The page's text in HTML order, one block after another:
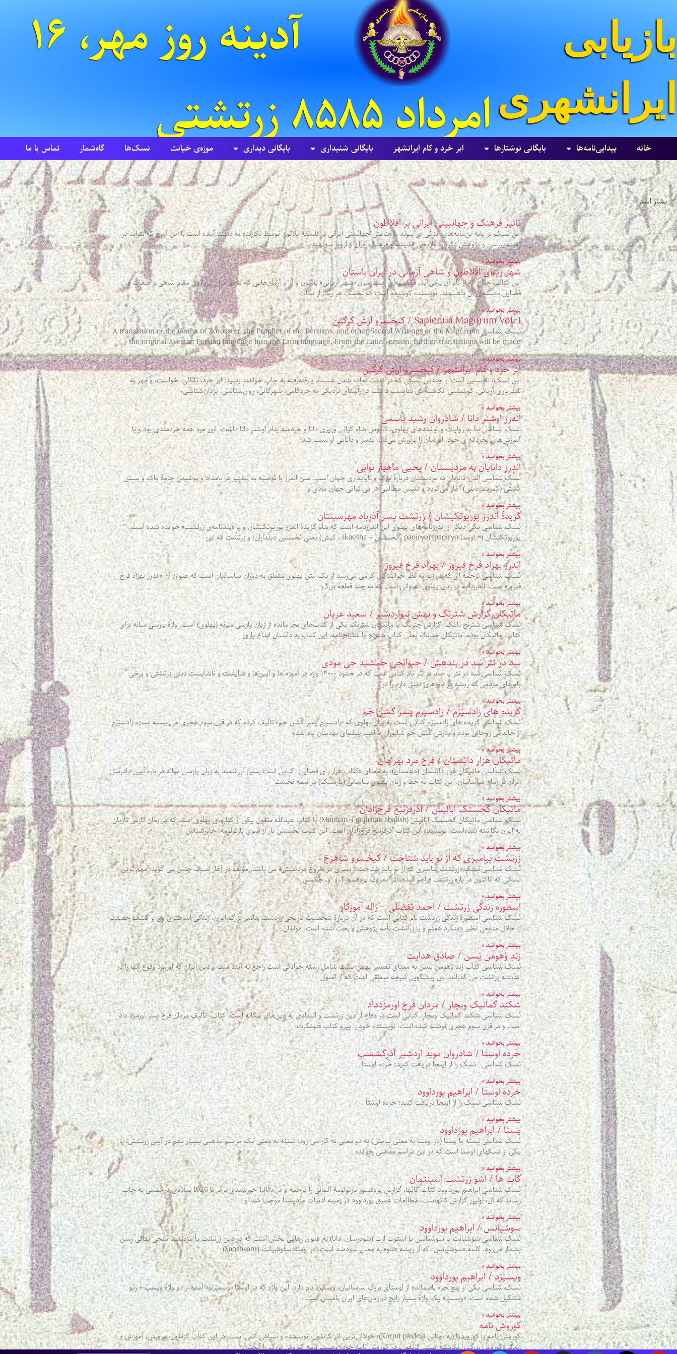
بازیابی
ایرانشهری
آدینه روز مهر، ۱۶
امرداد ۸۵۸۵ زرتشتی
خانه پیدایی‌نامه‌ها بایگانی نوشتارها ابر خرد و کام ایرانشهر بایگانی شنيداری بایگانی ديداری موزه‌ی خیانت نسک‌ها گاه‌شمار تماس با ما
بشار اسد
تاثیر فرهنگ و جهانبینی ایرانی بر افلاطون
این نسک بر پایه بن‌مایه‌های اندکی در پیوند با هنایش جهانبینی ایرانی بر فلسفه پلاتون توسط نگارنده به دست آمده است با این آماج که بتواند در
زمینه بررسی و پژوهش دگرباره تاریخی اندیشه و فرهنگ ایران و اروپا سودمند
بیشتر بخوانید »
شهر زیبای افلاطون و شاهی آرمانی در ایران باستان
این کتاب، چنان که از نام آن برمی‌آید، مقایسه‌ای‌ است میان «شهر آرمانی» پلاتون و آرا و آرمان‌هایی که مردم ایران درباره‌‌ی مقام شاهی و صفات و
فضایل بایسته‌ی آن داشته‌اند. نویسنده کوشیده است که نخست هر یک از نکات
بیشتر بخوانید »
Sapientia Magorum Vol. I / کیخسرو آرش گرگین
نَسک شناسی A translation of the Gāthā of Zoroaster, the Prophet of the Persians, and other Sacred Writings of the Magi from
the original Avestan Persian language into the Latin language. From the Latin version, further translations will be made
بیشتر بخوانید »
ابر خرد و کام ایرانشهر / کیخسرو آرش گرگین
این نسک، نخستین است از چندین نسکی که در دست آماده شدن هستند و رفته‌رفته به چاپ خواهند رسید: ابر خرد، تانائی، خواست، و مهر به
شهریاری آریائی. کوششنی انگاشته‌اش شایست داشت در راستای نزدیگی به خردکامی، شهرگانی، روان‌شناسی، یزدان‌شناسی،
بیشتر بخوانید »
اندرز اوشنر دانا / شادروان رشید یاسمی
نَسک شناسی بنا به روایات و نوشته‌های پهلوی، کاووس شاه کیانی وزیری دانا و خردمند بنام اوشنر دانا داشت. این مرد همه خردمندی بود و با
آموزش‌های بخردانه ی خود، ایرانیان را پرورش می‌داد. تدبیر و داناییِ او سبب شد
بیشتر بخوانید »
اندرز دانایان به مزدیسنان / یحیی ماهیار نوابی
نَسک شناسی اندرز دانایان به مزدیسنان دربارهٔ مرگ و ناپایداری جهان است. متن اندرز با توصیه به تطهیر در بامداد و پوشیدن جامهٔ پاک و بستن
کُستی (کمربند دینی) آغاز می‌گردد و سپس مطالبی در بی‌ ثباتی جهان مادی و
بیشتر بخوانید »
گزيدۀ اندرز پوريوتکيشان / زرتشت پسر آذرباد مهرسپنتان
نَسک شناسی يکي ديگر از اندرزنامه‌های پهلوی اين اندرزنامه است که بنام گزيدۀ اندرز پوريوتکيشان و يا «پندنامه‌ی زرتشت» خوانده شده است.
پوريوتکيشان (= اوستا paoiryo) (paoiryo ، نخستين – tkaesha ، کيش) يعنی نخستين دينداران؛ و زرتشت که اين
بیشتر بخوانید »
اندرز بهزاد فرخ فیروز / بهزاد فرخ فیروز
نَسک شناسی ترجمه ای که در زیر به نظر خوانندگان گرامی می‌رسد از یک متن پهلوی متعلق به دوران ساسانیان است که عنوان آن «اندرز بهزاد فرخ
فیروز» است. اندرزنامه در زبان پهلوی، عنوانی است که به چند قطعۀ بزرگ
بیشتر بخوانید »
ماتیکان گزارش شترنگ و نهش نیواردشیر / سعید عریان
نَسک شناسی شترنج نامک، گزارش چترنگ یا ماتیکان شترنگ یکی از کتاب‌های بجا مانده از زبان پارسی میانه (پهلوی) است. واژۀ پارسی میانه برای
کتاب، ماتیکان بوده. ماتیکان چترنگ یعنی کتاب شترنج یا شترنج‌نامه. این کتاب به داستان ابداع بازی
بیشتر بخوانید »
سد در نثر سد در بندهش / جیوانجی جمشید جی مودی
نَسک شناسی سد در نثر یا صد در نثر نام کتابی است که در حدود ۱۴۰۰۰ واژه در آموزه‌ ها و آیین‌ها و شایست و ناشایست دینی زرتشتی و برخی
باورهای مردمی که ریشه در باورهای دینی دارد را در
بیشتر بخوانید »
گزیده‌ های زادسپَرَم / زادسپرم پسر گٌشن‌ جَم
نَسک شناسی گزیده‌ های زادسپَرَم کتابی است به زبان پهلوی که «زادسپرم پسر گٌشن‌ جَم» تألیف کرده که در قرن سوم هجری می‌زیسته‌ است. زادسپَرَم
از خاندانی روحانی بوده و پدرش گٌشن‌ جَم شاپوران با لقب پیشوای بهدینان یاد شده‌
بیشتر بخوانید »
ماتیکانِ هَزار داتِستان / فرخ مرد بهرامان
نَسک شناسی ماتیکانِ هَزار داتِستان (دادستان)؛ به معنای «کتاب هزار رأی قضایی» کتابی است بسیار ارزشمند به زبان پارسی میانه در باره آیین دادرسی
ایران در زمان ساسانیان. این کتاب به خط و زبان پهلوی ساسانی (پارسیک) در نیمه نخست
بیشتر بخوانید »
ماتیکان گجستک ابالیش / آذرفَرَنبَغِ فرخ‌زادان
نَسک شناسی ماتیکان گجستک ابالیش (Matikan-i gujastak abalish) یا کتاب عبدالله ملعون یکی از کتابهای پهلوی است که در زمان تازش تازیان
به ایران نگاشته شده‌است. نویسنده این کتاب آذرفَرَنبَغِ فرخ‌زادان است. این کتاب نخستین بار از سوی بارتولومه، خاورشناس
بیشتر بخوانید »
زرتشت پیامبری که از نو باید شناخت / کیخسرو شاهرخ
نَسک شناسی نسکِ «زرتشت پیامبری که از نو باید شناخت»، سیری در «فروغ مزدیسنی» می باشد. مؤلف در آغاز نسک چنین می گوید: مهم ترین
نسکی که تاکنون در باره زرتشت فراهم آمده، اثر معروف پروفسور ا. و. و. جکسن
بیشتر بخوانید »
اسطوره زندگی زرتشت / احمد تفضلی – ژاله آموزگار
نَسک شناسی اسطورۀ زندگی زردشت نام کتابی است که در آن دربارهٔ شخصیت تاریخی زردشت پیامبر بزرگ ایران، زندگی اساطیری وی و کشف حقیقت
از خلال منابعی نظیر دینکرد هفتم و یا زراتشت‌ نامه پژوهش و بحث شده‌ است. مولفان
بیشتر بخوانید »
زندِ وُهومن یَسن / صادق هدایت
نَسک شناسی کتاب زند وُهومن یسن به معنای تفسیر بهمن یشت شامل رشته حوادثی است راجع به آیند ملت و دین ایران که اورمزد وقوع آنها را در
اندیشه زرتشت می گذراند. این پیشگویی نتیجه منطقی است که از اصول
بیشتر بخوانید »
شکند گمانیک ویچار / مردان فرخِ اورمزدداد
نَسک شناسی شکند گمانیک ویچار، کتابی است در دفاع از دین زرتشت و انتقادی به دین‌های بیگانه است. کتاب، تألیف مردان فرخ پسر اورمزد داد
است و در قرن سوم هجری نوشته شده است. نویسنده خود را پیرو کتاب «دینکرت»
بیشتر بخوانید »
خُرده اوستا / شادروان موبد اردشیر آذرگشسب
نَسک شناسی نسک را از اینجا دریافت کنید: خُرده اوستا
بیشتر بخوانید »
خرده اوستا / ابراهیم پورداوود
نَسک شناسی نسک را از اینجا دریافت کنید: خرده اوستا
بیشتر بخوانید »
یسنا / ابراهیم پورداوود
نَسک شناسی یَسنَه یا یسنا (در اوستا به معنی نیایش) به دو معنی به کار می رود؛ یسنه به معنی یک مراسم مذهبی بسیار مهم در آیین زرتشتی، یا
یکی از نسکهای اوستا است که در این مراسم مذهبی خوانده
بیشتر بخوانید »
گات ها / اشو زرتشت اسپنتمان
نَسک شناسی ابراهیم پورداوود کتاب گاتها، گزارش پروفسور بارتولومۀ آلمانی را ترجمه و در 1305 خورشیدی برابر با 1926 میلادی در بمبئی به چاپ
رساند که آن، اولین گزارش گاتهاست. مطالعات عمیق پورداوود در زمینه ادبیات مزدیسنا موجب شد او
بیشتر بخوانید »
سوشیانس / ابراهیم پورداوود
نَسک شناسی سوشیانت یا سوشیانس یا استوت ارت (سودرسان، دانا) به عنوان رهایی بخش است که در دین زرتشت یا مزدیسنا منجی نهائی زمین
بشمار می‌رود. کلمه «سوشیانس» که از ریشه «سو» به معنی سودمند است، در اوستا سئوشیانت (Saoshyant)
بیشتر بخوانید »
ویسپَرَد / ابراهیم پورداوود
نَسک شناسی یکی از پنج جزء باقیمانده از اوستای بزرگِ ساسانیان، ویسپَرَد نام دارد. این واژه که در اوستا «ویسپَرَتو» آمده از دو واژۀ ویسپَ + رَتو
تشکیل شده است. «ویسپَ» یک واژۀ بسیار رایج در زبان‌های ایران باستان است
بیشتر بخوانید »
کوروش نامه
کوروش نامه یا کوروپدیا (به یونانی Kúrou paideía)؛ طولانی‌ترین اثر گزنفون، نویسنده و سپاهی آتنی است. در این کتاب گزنفون، پرورش، آموزش و
زندگی کوروش بزرگ را نگاشته است. گزنفون، در كوروش نامه خود، وصيت نامه كوروش بزرگ را آنچنان